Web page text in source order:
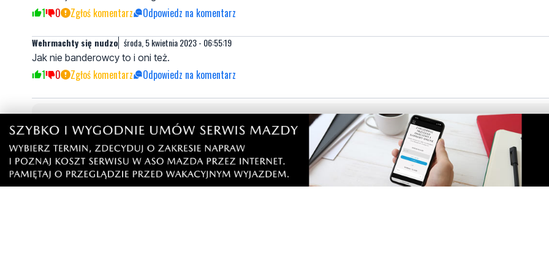
1 0 Zgłoś komentarz Odpowiedz na komentarz
Wehrmachty się nudzo środa, 5 kwietnia 2023 - 06:55:19
Jak nie banderowcy to i oni też.
1 0 Zgłoś komentarz Odpowiedz na komentarz
Napisz swój komentarz
Nie hejtuj, pisz kulturalnie i zgodne z prawem komentarze! Jeśli widzisz niestosowny wpis - kliknij